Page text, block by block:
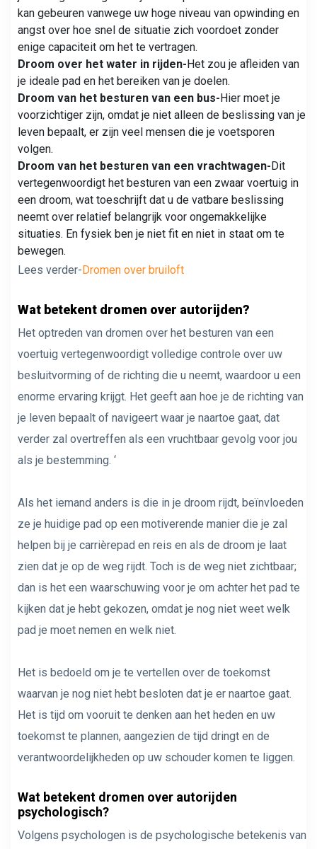
kan gebeuren vanwege uw hoge niveau van opwinding en
angst over hoe snel de situatie zich voordoet zonder
enige capaciteit om het te vertragen.
Droom over het water in rijden-Het zou je afleiden van
je ideale pad en het bereiken van je doelen.
Droom van het besturen van een bus-Hier moet je
voorzichtiger zijn, omdat je niet alleen de beslissing van je
leven bepaalt, er zijn veel mensen die je voetsporen
volgen.
Droom van het besturen van een vrachtwagen-Dit
vertegenwoordigt het besturen van een zwaar voertuig in
een droom, wat toeschrijft dat u de vatbare beslissing
neemt over relatief belangrijk voor ongemakkelijke
situaties. En fysiek ben je niet fit en niet in staat om te
bewegen.
Lees verder-Dromen over bruiloft
Wat betekent dromen over autorijden?
Het optreden van dromen over het besturen van een
voertuig vertegenwoordigt volledige controle over uw
besluitvorming of de richting die u neemt, waardoor u een
enorme ervaring krijgt. Het geeft aan hoe je de richting van
je leven bepaalt of navigeert waar je naartoe gaat, dat
verder zal overtreffen als een vruchtbaar gevolg voor jou
als je bestemming. ‘
Als het iemand anders is die in je droom rijdt, beïnvloeden
ze je huidige pad op een motiverende manier die je zal
helpen bij je carrièrepad en reis en als de droom je laat
zien dat je op de weg rijdt. Toch is de weg niet zichtbaar;
dan is het een waarschuwing voor je om achter het pad te
kijken dat je hebt gekozen, omdat je nog niet weet welk
pad je moet nemen en welk niet.
Het is bedoeld om je te vertellen over de toekomst
waarvan je nog niet hebt besloten dat je er naartoe gaat.
Het is tijd om vooruit te denken aan het heden en uw
toekomst te plannen, aangezien de tijd dringt en de
verantwoordelijkheden op uw schouder komen te liggen.
Wat betekent dromen over autorijden
psychologisch?
Volgens psychologen is de psychologische betekenis van